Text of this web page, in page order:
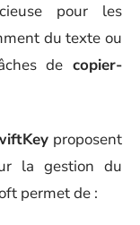
pour les
du texte ou
de copier-
proposent
la gestion du
permet de :